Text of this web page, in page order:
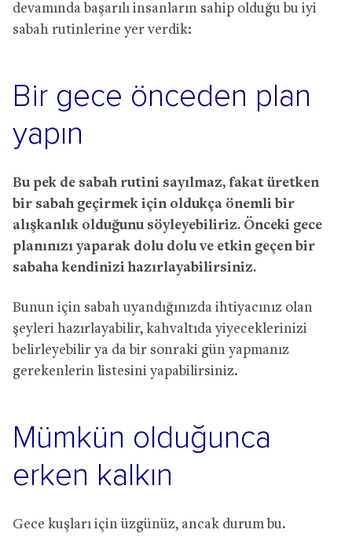
devamında başarılı insanların sahip olduğu bu iyi
sabah rutinlerine yer verdik:
Bir gece önceden plan
yapın
Bu pek de sabah rutini sayılmaz, fakat üretken
bir sabah geçirmek için oldukça önemli bir
alışkanlık olduğunu söyleyebiliriz. Önceki gece
planınızı yaparak dolu dolu ve etkin geçen bir
sabaha kendinizi hazırlayabilirsiniz.
Bunun için sabah uyandığınızda ihtiyacınız olan
şeyleri hazırlayabilir, kahvaltıda yiyeceklerinizi
belirleyebilir ya da bir sonraki gün yapmanız
gerekenlerin listesini yapabilirsiniz.
Mümkün olduğunca
erken kalkın
Gece kuşları için üzgünüz, ancak durum bu.